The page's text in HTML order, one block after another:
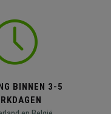
BINNEN 3-5